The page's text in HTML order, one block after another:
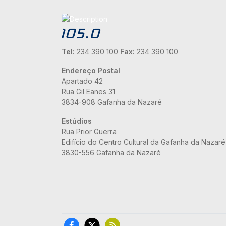
Tel: 234 390 100 Fax: 234 390 100
Endereço Postal
Apartado 42
Rua Gil Eanes 31
3834-908 Gafanha da Nazaré
Estúdios
Rua Prior Guerra
Edifício do Centro Cultural da Gafanha da Nazaré
3830-556 Gafanha da Nazaré